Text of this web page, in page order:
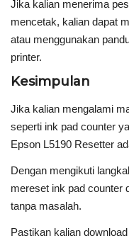
Jika kalian menerima
mencetak, kalian dapat
atau menggunakan
printer.
Kesimpulan
Jika kalian mengalami
seperti ink pad counter
Epson L5190 Resetter
Dengan mengikuti
mereset ink pad counter
tanpa masalah.
Pastikan kalian